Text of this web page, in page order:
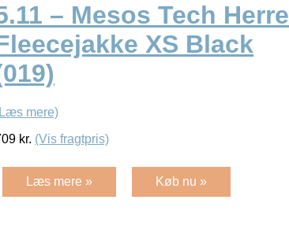
– Mesos Tech Herre
XS Black
mere)
kr. (Vis fragtpris)
Læs mere » Køb nu »